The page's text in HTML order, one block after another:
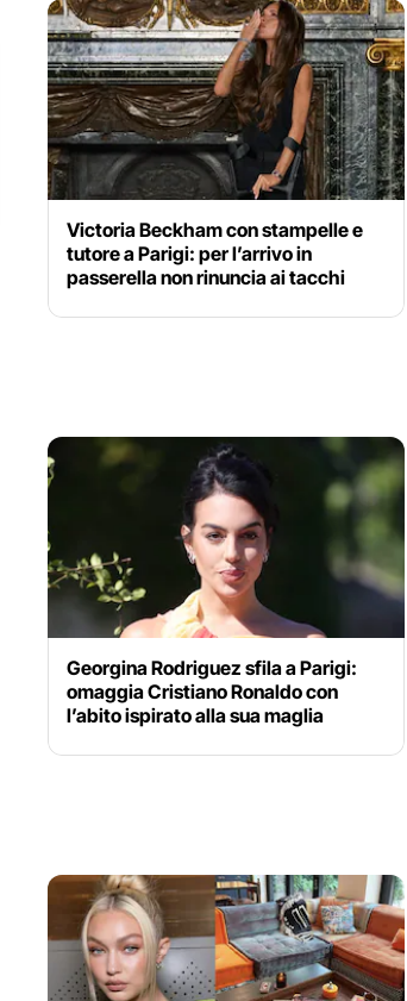
Victoria Beckham con stampelle e
tutore a Parigi: per l’arrivo in
passerella non rinuncia ai tacchi
Georgina Rodriguez sfila a Parigi:
omaggia Cristiano Ronaldo con
l’abito ispirato alla sua maglia